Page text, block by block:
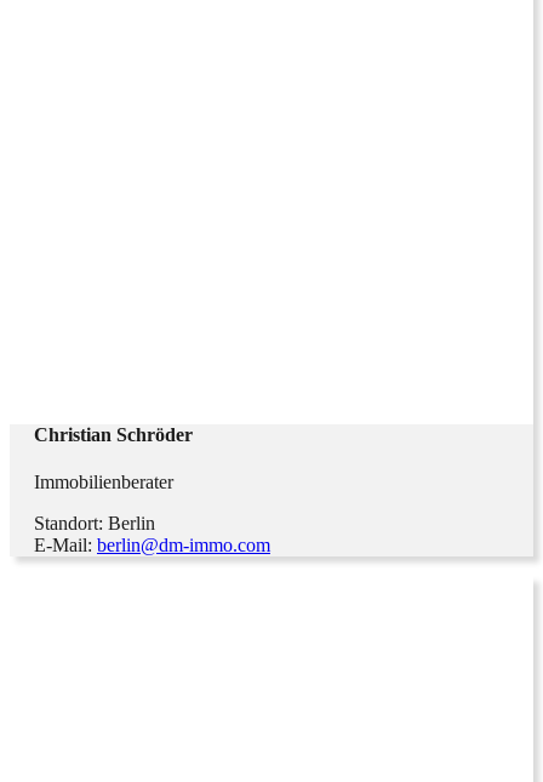
Christian Schröder
Immobilienberater
Standort: Berlin
E-Mail: berlin@dm-immo.com